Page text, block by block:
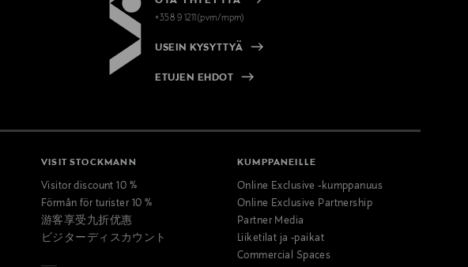
+358 9 1211(pvm/mpm)
USEIN KYSYTTYÄ
ETUJEN EHDOT
VISIT STOCKMANN
Visitor discount 10 %
Förmån för turister 10 %
游客享受九折优惠
ビジターディスカウント
KUMPPANEILLE
Online Exclusive -kumppanuus
Online Exclusive Partnership
Partner Media
Liiketilat ja -paikat
Commercial Spaces